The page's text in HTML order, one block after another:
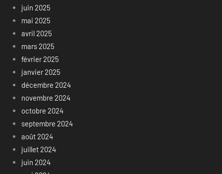
juin 2025
mai 2025
avril 2025
mars 2025
février 2025
janvier 2025
décembre 2024
novembre 2024
octobre 2024
septembre 2024
août 2024
juillet 2024
juin 2024